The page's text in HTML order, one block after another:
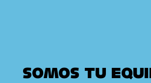
SOMOS TU